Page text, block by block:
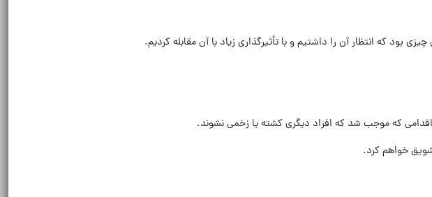
که انتظار آن را داشتیم و با تأثیرگذاری زیاد با آن مقابله کردیم.
اقدامی که موجب شد که افراد دیگری کشته یا زخمی نشوند.
خواهم کرد.